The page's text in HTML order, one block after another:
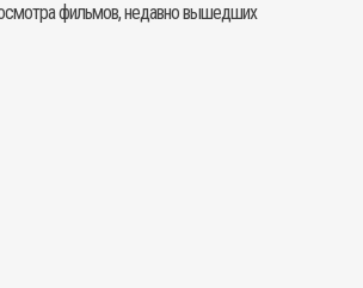
фильмов, недавно вышедших